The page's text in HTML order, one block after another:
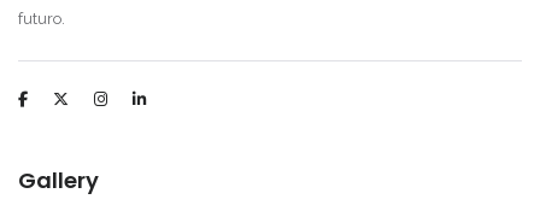
futuro.
Gallery